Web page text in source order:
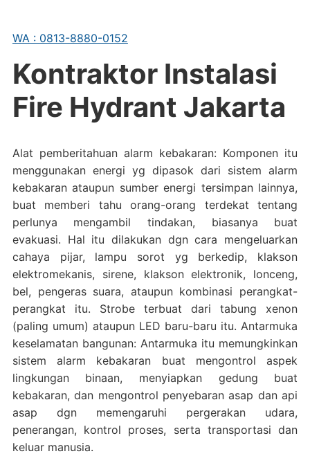
WA : 0813-8880-0152
Kontraktor Instalasi
Fire Hydrant Jakarta
Alat pemberitahuan alarm kebakaran: Komponen itu
menggunakan energi yg dipasok dari sistem alarm
kebakaran ataupun sumber energi tersimpan lainnya,
buat memberi tahu orang-orang terdekat tentang
perlunya mengambil tindakan, biasanya buat
evakuasi. Hal itu dilakukan dgn cara mengeluarkan
cahaya pijar, lampu sorot yg berkedip, klakson
elektromekanis, sirene, klakson elektronik, lonceng,
bel, pengeras suara, ataupun kombinasi perangkat-
perangkat itu. Strobe terbuat dari tabung xenon
(paling umum) ataupun LED baru-baru itu. Antarmuka
keselamatan bangunan: Antarmuka itu memungkinkan
sistem alarm kebakaran buat mengontrol aspek
lingkungan binaan, menyiapkan gedung buat
kebakaran, dan mengontrol penyebaran asap dan api
asap dgn memengaruhi pergerakan udara,
penerangan, kontrol proses, serta transportasi dan
keluar manusia.